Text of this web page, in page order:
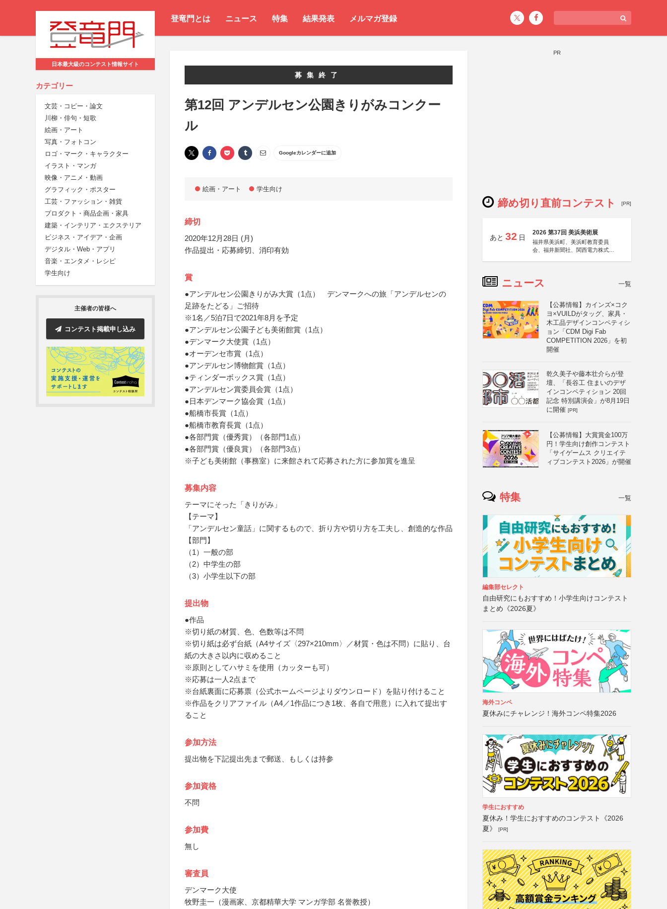
登竜門とは ニュース 特集 結果発表 メルマガ登録
日本最大級のコンテスト情報サイト
カテゴリー
文芸・コピー・論文
川柳・俳句・短歌
絵画・アート
写真・フォトコン
ロゴ・マーク・キャラクター
イラスト・マンガ
映像・アニメ・動画
グラフィック・ポスター
工芸・ファッション・雑貨
プロダクト・商品企画・家具
建築・インテリア・エクステリア
ビジネス・アイデア・企画
デジタル・Web・アプリ
音楽・エンタメ・レシピ
学生向け
主催者の皆様へ
コンテスト掲載申し込み
募集終了
第12回 アンデルセン公園きりがみコンクー
ル
Googleカレンダーに追加
絵画・アート 学生向け
締切
2020年12月28日 (月)
作品提出・応募締切、消印有効
賞
●アンデルセン公園きりがみ大賞（1点） デンマークへの旅「アンデルセンの
足跡をたどる」ご招待
※1名／5泊7日で2021年8月を予定
●アンデルセン公園子ども美術館賞（1点）
●デンマーク大使賞（1点）
●オーデンセ市賞（1点）
●アンデルセン博物館賞（1点）
●ティンダーボックス賞（1点）
●アンデルセン賞委員会賞（1点）
●日本デンマーク協会賞（1点）
●船橋市長賞（1点）
●船橋市教育長賞（1点）
●各部門賞（優秀賞）（各部門1点）
●各部門賞（優良賞）（各部門3点）
※子ども美術館（事務室）に来館されて応募された方に参加賞を進呈
募集内容
テーマにそった「きりがみ」
【テーマ】
「アンデルセン童話」に関するもので、折り方や切り方を工夫し、創造的な作品
【部門】
（1）一般の部
（2）中学生の部
（3）小学生以下の部
提出物
●作品
※切り紙の材質、色、色数等は不問
※切り紙は必ず台紙（A4サイズ〈297×210mm〉／材質・色は不問）に貼り、台
紙の大きさ以内に収めること
※原則としてハサミを使用（カッターも可）
※応募は一人2点まで
※台紙裏面に応募票（公式ホームページよりダウンロード）を貼り付けること
※作品をクリアファイル（A4／1作品につき1枚、各自で用意）に入れて提出す
ること
参加方法
提出物を下記提出先まで郵送、もしくは持参
参加資格
不問
参加費
無し
審査員
デンマーク大使
牧野圭一（漫画家、京都精華大学 マンガ学部 名誉教授）
PR
締め切り直前コンテスト [PR]
あと 32 日
2026 第37回 美浜美術展
福井県美浜町、美浜町教育委員
会、福井新聞社、関西電力株式会
ニュース 一覧
【公募情報】カインズ×コク
ヨ×VUILDがタッグ、家具・
木工品デザインコンペティシ
ョン「CDM Digi Fab
COMPETITION 2026」を初
開催
乾久美子や藤本壮介らが登
壇、「長谷工 住まいのデザ
インコンペティション 20回
記念 特別講演会」が8月19日
に開催 [PR]
【公募情報】大賞賞金100万
円！学生向け創作コンテスト
「サイゲームス クリエイテ
ィブコンテスト2026」が開催
特集 一覧
編集部セレクト
自由研究にもおすすめ！小学生向けコンテスト
まとめ《2026夏》
海外コンペ
夏休みにチャレンジ！海外コンペ特集2026
学生におすすめ
夏休み！学生におすすめのコンテスト《2026
夏》
[PR]